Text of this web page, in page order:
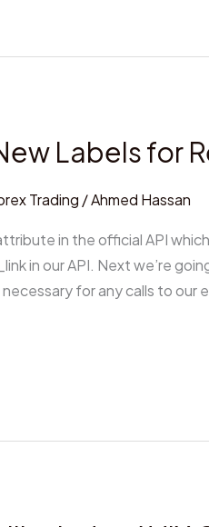
Labels for
Trading /Ahmed Hassan
in the official API
in our API. Next we’re
for any calls to